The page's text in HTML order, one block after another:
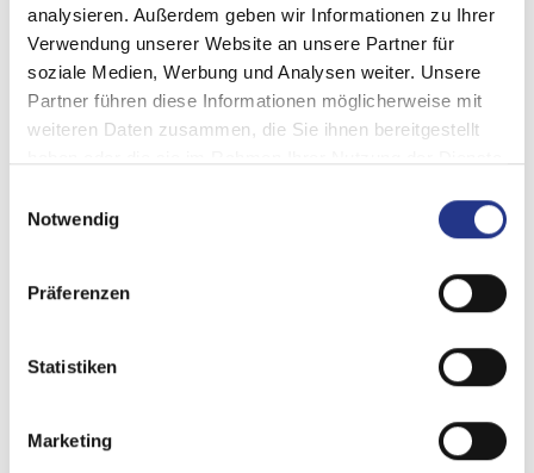
analysieren. Außerdem geben wir Informationen zu Ihrer
Verwendung unserer Website an unsere Partner für
soziale Medien, Werbung und Analysen weiter. Unsere
Partner führen diese Informationen möglicherweise mit
weiteren Daten zusammen, die Sie ihnen bereitgestellt
Notwendig
Präferenzen
Statistiken
Marketing